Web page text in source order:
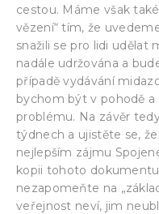
cestou. Máme však
vězení“ tím, že
snažili se pro lidi udělat
nadále udržována a
případě vydávání
bychom být v pohodě
problému. Na závěr
týdnech a ujistěte se,
nejlepším zájmu
kopii tohoto
nezapomeňte na
veřejnost neví, jim